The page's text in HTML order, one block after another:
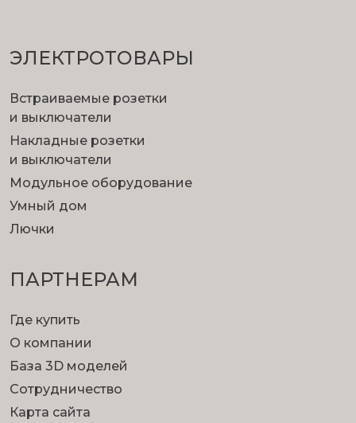
ЭЛЕКТРОТОВАРЫ
Встраиваемые розетки
и выключатели
Накладные розетки
и выключатели
Модульное оборудование
Умный дом
Лючки
ПАРТНЕРАМ
Где купить
О компании
База 3D моделей
Сотрудничество
Карта сайта